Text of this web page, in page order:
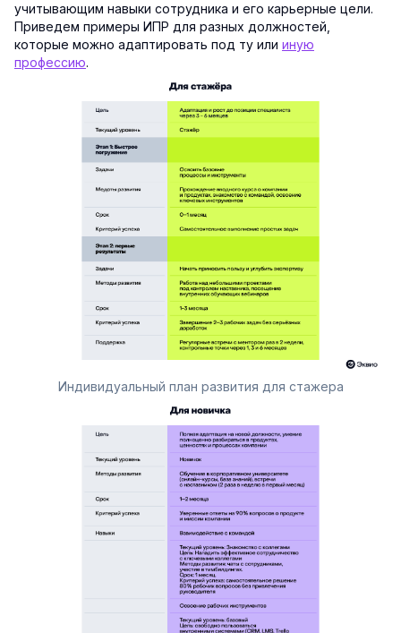
учитывающим навыки сотрудника и его карьерные цели.
Приведем примеры ИПР для разных должностей,
которые можно адаптировать под ту или иную
профессию.
Индивидуальный план развития для стажера